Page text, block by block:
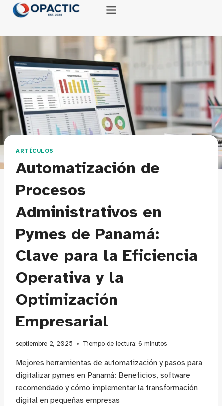
Saltar
ARTÍCULOS
Automatización de
Procesos
Administrativos en
Pymes de Panamá:
Clave para la Eficiencia
Operativa y la
Optimización
Empresarial
septiembre 2, 2025 Tiempo de lectura: 6 minutos
Mejores herramientas de automatización y pasos para
digitalizar pymes en Panamá: Beneficios, software
recomendado y cómo implementar la transformación
digital en pequeñas empresas